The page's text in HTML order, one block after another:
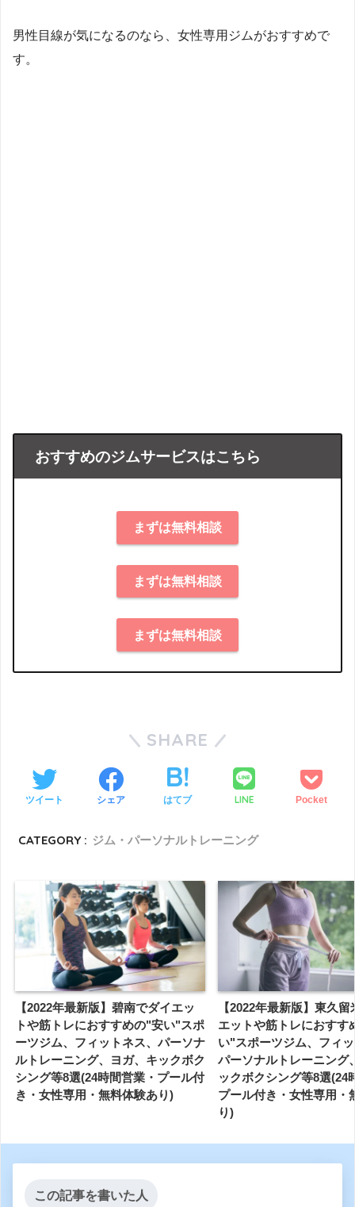
男性目線が気になるのなら、女性専用ジムがおすすめで
す。
おすすめのジムサービスはこちら
まずは無料相談
まずは無料相談
まずは無料相談
SHARE
ツイート シェア はてブ LINE Pocket
CATEGORY : ジム・パーソナルトレーニング
【2022年最新版】碧南でダイエッ
トや筋トレにおすすめの"安い"スポ
ーツジム、フィットネス、パーソナ
ルトレーニング、ヨガ、キックボク
シング等8選(24時間営業・プール付
き・女性専用・無料体験あり)
【2022年最新版】東久
エットや筋トレにおすす
い"スポーツジム、フィ
パーソナルトレーニング
ックボクシング等8選(24
プール付き・女性専用・
り)
この記事を書いた人